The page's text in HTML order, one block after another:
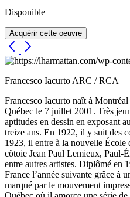
Disponible
Acquérir cette oeuvre
Francesco Iacurto ARC / RCA
Francesco Iacurto naît à
Québec le 7 juillet 2001. Très
aptitudes en dessin en exposant
treize ans. En 1922, il y suit des
1923, il entre à la nouvelle École
côtoie Jean Paul Lemieux, Paul-
entre autres artistes. Diplômé en
France l’année suivante grâce à
marqué par le mouvement